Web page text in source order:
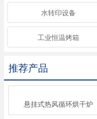
水转印设备
工业恒温烤箱
推荐产品
悬挂式热风循环烘干炉